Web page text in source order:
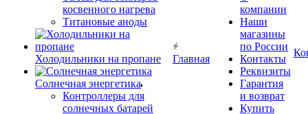
косвенного нагрева
Титановые аноды
Холодильники на пропане
Солнечная энергетика
Контроллеры для
солнечных батарей
Главная
компании
Наши
магазины
по России
Контакты
Реквизиты
Гарантия
и возврат
Купить